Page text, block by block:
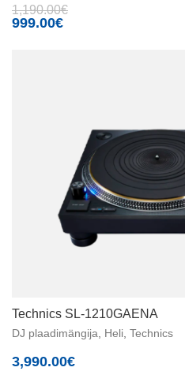
1,190.00€
999.00€
Technics SL-1210GAENA
DJ plaadimängija Heli Technics
3,990.00€